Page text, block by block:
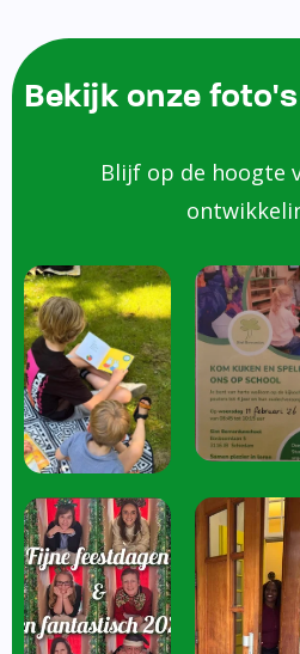
Bekijk onze
Blijf op de hoogte